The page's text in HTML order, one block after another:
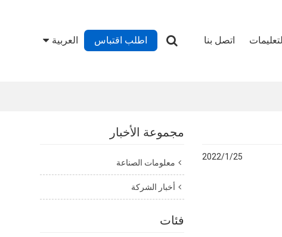
اتصل بنا اطلب اقتباس العربية
مجموعة الأخبار
معلومات الصناعة
أخبار الشركة
فئات
2022/1/25